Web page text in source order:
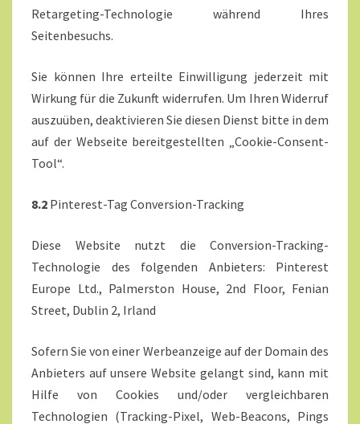
Retargeting-Technologie während Ihres
Seitenbesuchs.
Sie können Ihre erteilte Einwilligung jederzeit mit
Wirkung für die Zukunft widerrufen. Um Ihren Widerruf
auszuüben, deaktivieren Sie diesen Dienst bitte in dem
auf der Webseite bereitgestellten „Cookie-Consent-
Tool“.
8.2 Pinterest-Tag Conversion-Tracking
Diese Website nutzt die Conversion-Tracking-
Technologie des folgenden Anbieters: Pinterest
Europe Ltd., Palmerston House, 2nd Floor, Fenian
Street, Dublin 2, Irland
Sofern Sie von einer Werbeanzeige auf der Domain des
Anbieters auf unsere Website gelangt sind, kann mit
Hilfe von Cookies und/oder vergleichbaren
Technologien (Tracking-Pixel, Web-Beacons, Pings